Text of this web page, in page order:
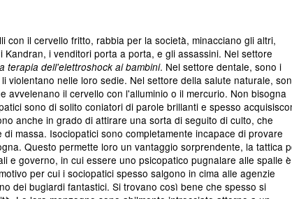
con il cervello fritto, rabbia per la società, minacciano gli altri,
i venditori porta a porta, e gli assassini. Nel settore
terapia dell'elettroshock ai bambini. Nel settore dentale, sono i
violentano nelle loro sedie. Nel settore della salute naturale,
avvelenano il cervello con l'alluminio o il mercurio. Non bisogna
sono di solito coniatori di parole brillanti e spesso
anche in grado di attirare una sorta di seguito di culto, che
massa. Isociopatici sono completamente incapace di provare
Questo permette loro un vantaggio sorprendente, la tattica
e governo, in cui essere uno psicopatico pugnalare alle spalle
per cui i sociopatici spesso salgono in cima alle agenzie
dei bugiardi fantastici. Si trovano così bene che spesso si